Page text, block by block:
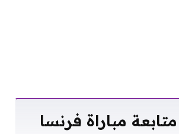
مباراة فرنسا